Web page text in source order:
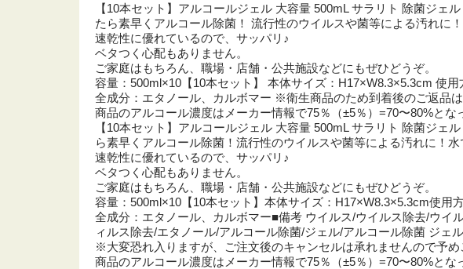
【10本セット】アルコールジェル 大容量 500mL サラリト 除菌ジ
たら素早くアルコール除菌！ 流行性のウイルスや菌等による汚れに
速乾性に優れているので、サッパリ♪
ベタつく心配もありません。
ご家庭はもちろん、職場・店舗・公共施設などにもぜひどうぞ。
容量：500ml×10【10本セット】 本体サイズ：H17×W8.3×5.3cm 使
全成分：エタノール、カルボマー ※衛生商品のため到着後のご返品は
商品のアルコール濃度はメーカー情報で75％（±5％）=70〜80%とな
【10本セット】アルコールジェル 大容量 500mL サラリト 除菌ジ
ら素早くアルコール除菌！流行性のウイルスや菌等による汚れに！
速乾性に優れているので、サッパリ♪
ベタつく心配もありません。
ご家庭はもちろん、職場・店舗・公共施設などにもぜひどうぞ。
容量：500ml×10【10本セット】本体サイズ：H17×W8.3×5.3cm使用
全成分：エタノール、カルボマー■備考 ウイルス/ウイルス除去/ウイ
ィルス除去/エタノール/アルコール除菌/ジェル/アルコール除菌 ジェ
※大変恐れ入りますが、ご注文後のキャンセルは承れませんので予め
商品のアルコール濃度はメーカー情報で75％（±5％）=70〜80%とな